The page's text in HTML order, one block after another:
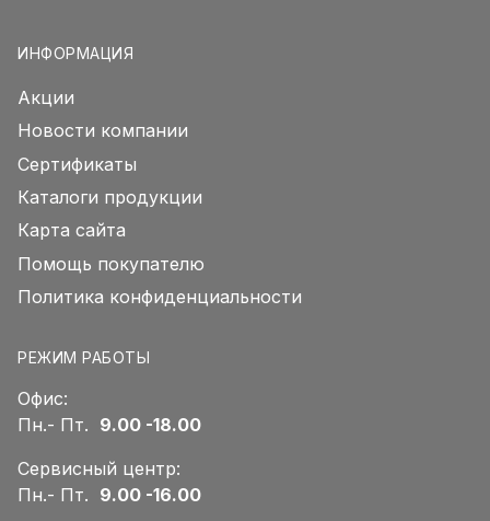
ИНФОРМАЦИЯ
Акции
Новости компании
Сертификаты
Каталоги продукции
Карта сайта
Помощь покупателю
Политика конфиденциальности
РЕЖИМ РАБОТЫ
Офис:
Пн.- Пт. 9.00 -18.00
Сервисный центр:
Пн.- Пт. 9.00 -16.00